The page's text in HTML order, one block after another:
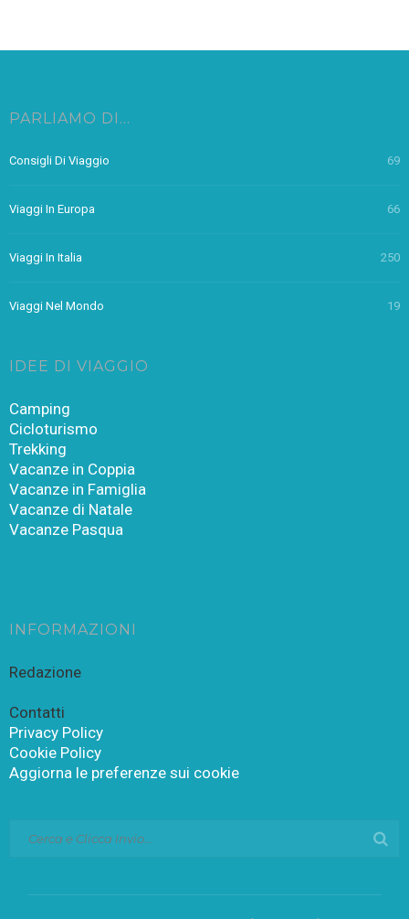
PARLIAMO DI…
Consigli Di Viaggio 69
Viaggi In Europa 66
Viaggi In Italia 250
Viaggi Nel Mondo 19
IDEE DI VIAGGIO
Camping
Cicloturismo
Trekking
Vacanze in Coppia
Vacanze in Famiglia
Vacanze di Natale
Vacanze Pasqua
INFORMAZIONI
Redazione
Contatti
Privacy Policy
Cookie Policy
Aggiorna le preferenze sui cookie